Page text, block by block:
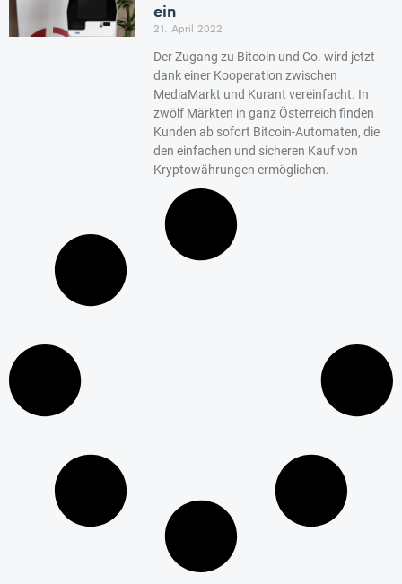
ein
21. April 2022
Der Zugang zu Bitcoin und Co. wird jetzt
dank einer Kooperation zwischen
MediaMarkt und Kurant vereinfacht. In
zwölf Märkten in ganz Österreich finden
Kunden ab sofort Bitcoin-Automaten, die
den einfachen und sicheren Kauf von
Kryptowährungen ermöglichen.